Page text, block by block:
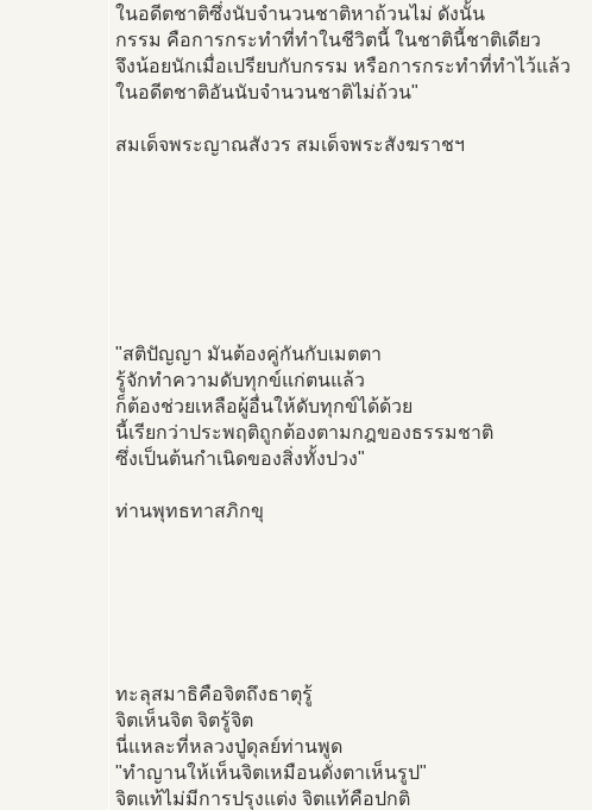
ในอดีตชาติซึ่งนับจำนวนชาติหาถ้วนไม่ ดังนั้น
กรรม คือการกระทำที่ทำในชีวิตนี้ ในชาตินี้ชาติเดียว
จึงน้อยนักเมื่อเปรียบกับกรรม หรือการกระทำที่ทำไว้แล้ว
ในอดีตชาติอันนับจำนวนชาติไม่ถ้วน"
สมเด็จพระญาณสังวร สมเด็จพระสังฆราชฯ
"สติปัญญา มันต้องคู่กันกับเมตตา
รู้จักทำความดับทุกข์แก่ตนแล้ว
ก็ต้องช่วยเหลือผู้อื่นให้ดับทุกข์ได้ด้วย
นี้เรียกว่าประพฤติถูกต้องตามกฎของธรรมชาติ
ซึ่งเป็นต้นกำเนิดของสิ่งทั้งปวง"
ท่านพุทธทาสภิกขุ
ทะลุสมาธิคือจิตถึงธาตุรู้
จิตเห็นจิต จิตรู้จิต
นี่แหละที่หลวงปู่ดุลย์ท่านพูด
"ทำญานให้เห็นจิตเหมือนดั่งตาเห็นรูป"
จิตแท้ไม่มีการปรุงแต่ง จิตแท้คือปกติ